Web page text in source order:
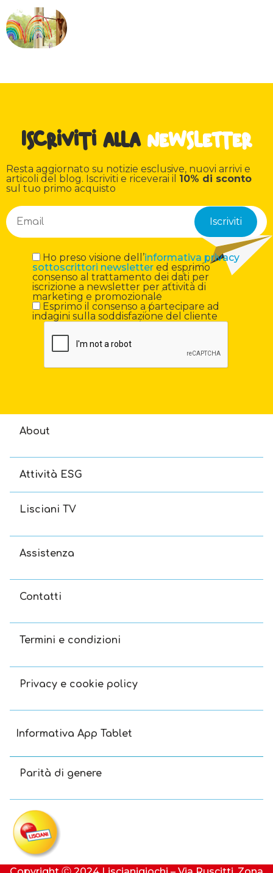
Iscriviti alla newsletter
Resta aggiornato su notizie esclusive, nuovi arrivi e
articoli del blog. Iscriviti e riceverai il 10% di sconto
sul tuo primo acquisto
Ho preso visione dell’informativa privacy
sottoscrittori newslettered esprimo
consenso al trattamento dei dati per
iscrizione a newsletter per attività di
marketing e promozionale
Esprimo il consenso a partecipare ad
indagini sulla soddisfazione del cliente
About
Attività ESG
Lisciani TV
Assistenza
Contatti
Termini e condizioni
Privacy e cookie policy
Informativa App Tablet
Parità di genere